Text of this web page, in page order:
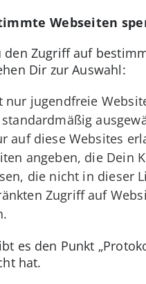
Webseiten
den Zugriff auf
Dir zur Auswahl:
nur jugendfreie
auf diese Websites
angeben, die Dein
die nicht in dieser
Zugriff auf
es den Punkt
hat.